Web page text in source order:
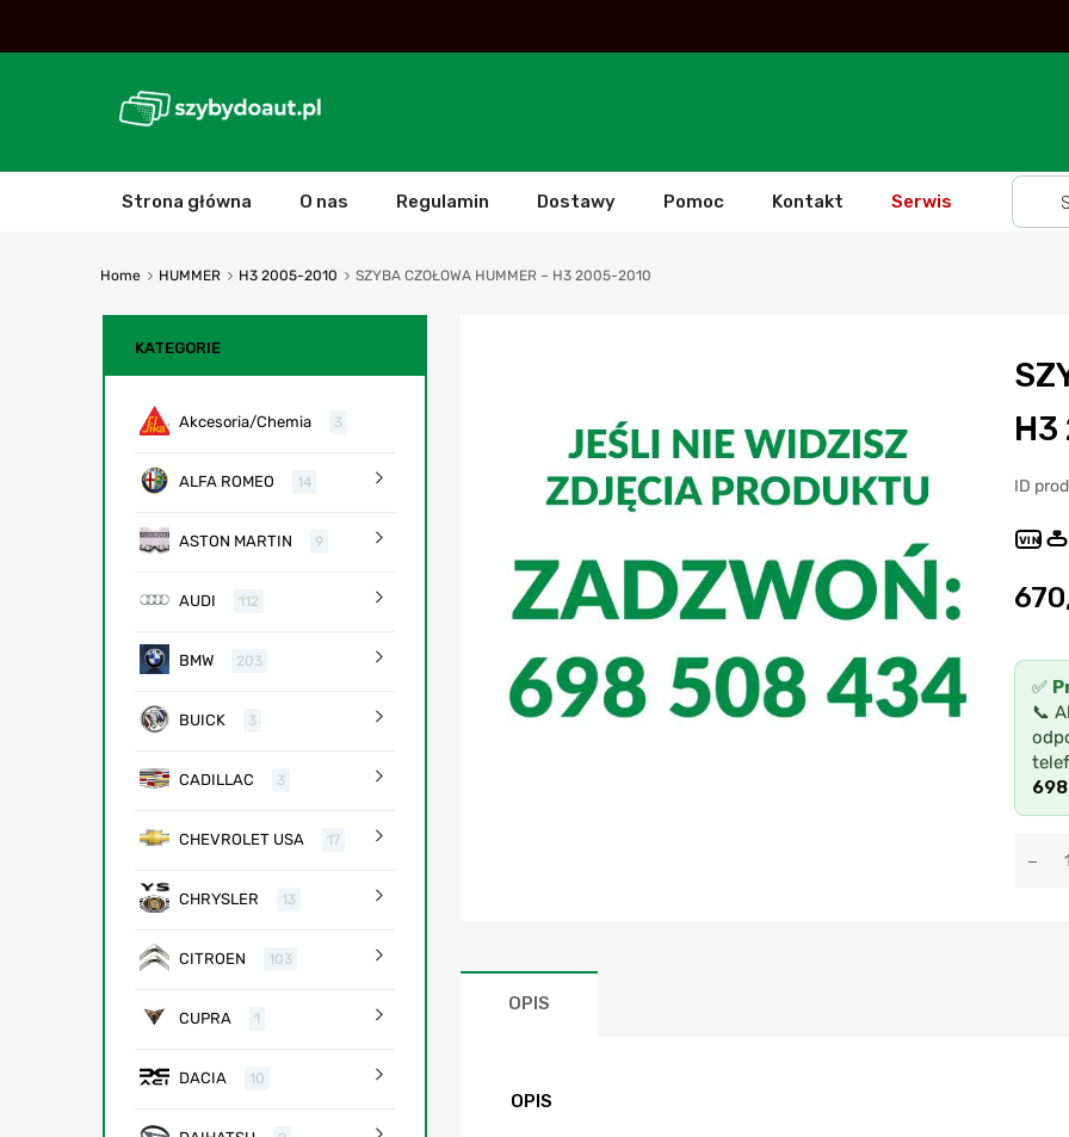
Strona główna O nas Regulamin Dostawy Pomoc Kontakt Serwis
Home HUMMER H3 2005-2010 SZYBA CZOŁOWA HUMMER – H3 2005-2010
ID
VIN
✅
📞
OPIS
OPIS
KATEGORIE
Akcesoria/Chemia 3
ALFA ROMEO 14
ASTON MARTIN 9
AUDI 112
BMW 203
BUICK 3
CADILLAC 3
CHEVROLET USA 17
CHRYSLER 13
CITROEN 103
CUPRA 1
DACIA 10